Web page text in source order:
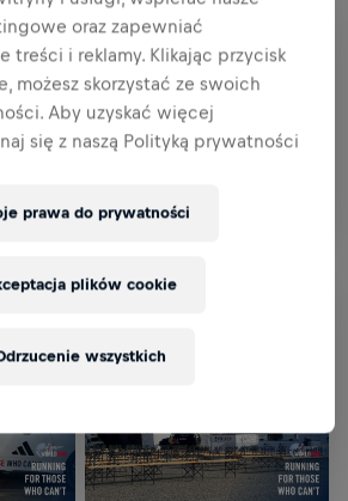
oraz zapewniać
treści i reklamy. Klikając przycisk
możesz skorzystać ze swoich
Aby uzyskać więcej
się z naszą Polityką prywatności
prawa do prywatności
wszystkich
plików cookie